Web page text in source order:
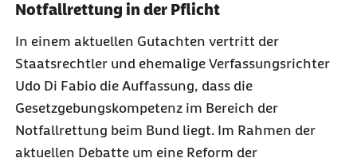
Notfallrettung in der Pflicht
In einem aktuellen Gutachten vertritt der
Staatsrechtler und ehemalige Verfassungsrichter
Udo Di Fabio die Auffassung, dass die
Gesetzgebungskompetenz im Bereich der
Notfallrettung beim Bund liegt. Im Rahmen der
aktuellen Debatte um eine Reform der